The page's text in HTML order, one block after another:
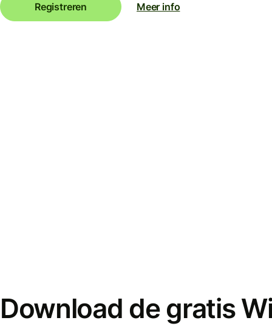
Registreren Meer info
Download de gratis